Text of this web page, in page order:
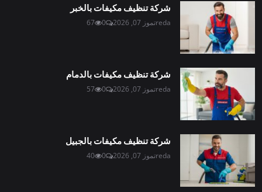
شركة تنظيف مكيفات بالخبر
redaتموز 07, 2026 0
67
شركة تنظيف مكيفات بالدمام
redaتموز 07, 2026 0
57
شركة تنظيف مكيفات بالجبيل
redaتموز 07, 2026 0
40